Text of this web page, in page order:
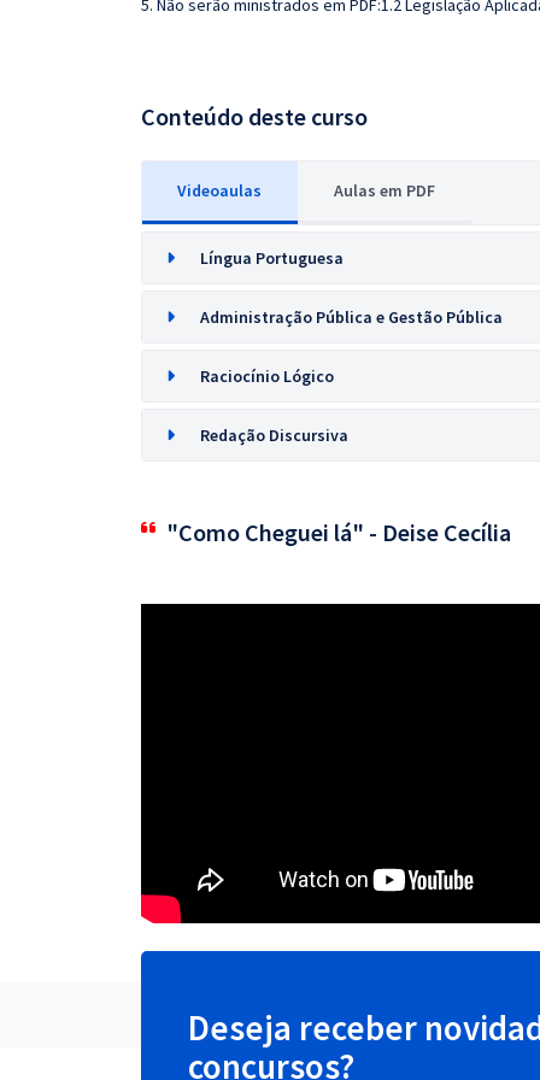
5. Não serão ministrados em PDF:1.2 Legislação
Conteúdo deste curso
Videoaulas Aulas em PDF
Língua Portuguesa
Administração Pública e Gestão Pública
Raciocínio Lógico
Redação Discursiva
"Como Cheguei lá" - Deise Cecília
Deseja receber
concursos?